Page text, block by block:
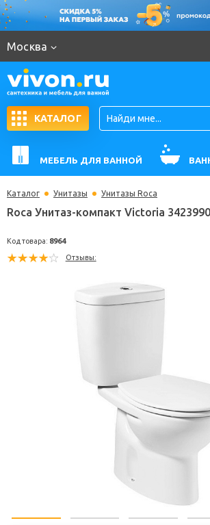
Москва
КАТАЛОГ
МЕБЕЛЬ ДЛЯ ВАННОЙ
Каталог Унитазы Унитазы Roca
Roca Унитаз-компакт Victoria